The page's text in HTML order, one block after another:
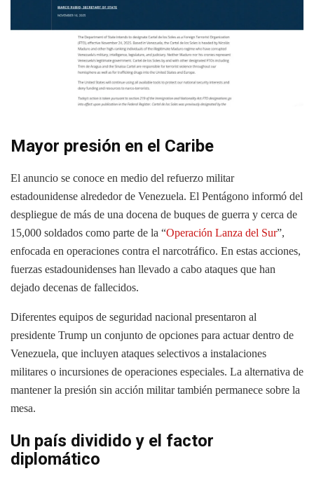
Mayor presión en el Caribe
El anuncio se conoce en medio del refuerzo militar
estadounidense alrededor de Venezuela. El Pentágono informó del
despliegue de más de una docena de buques de guerra y cerca de
15,000 soldados como parte de la “Operación Lanza del Sur”,
enfocada en operaciones contra el narcotráfico. En estas acciones,
fuerzas estadounidenses han llevado a cabo ataques que han
dejado decenas de fallecidos.
Diferentes equipos de seguridad nacional presentaron al
presidente Trump un conjunto de opciones para actuar dentro de
Venezuela, que incluyen ataques selectivos a instalaciones
militares o incursiones de operaciones especiales. La alternativa de
mantener la presión sin acción militar también permanece sobre la
mesa.
Un país dividido y el factor
diplomático